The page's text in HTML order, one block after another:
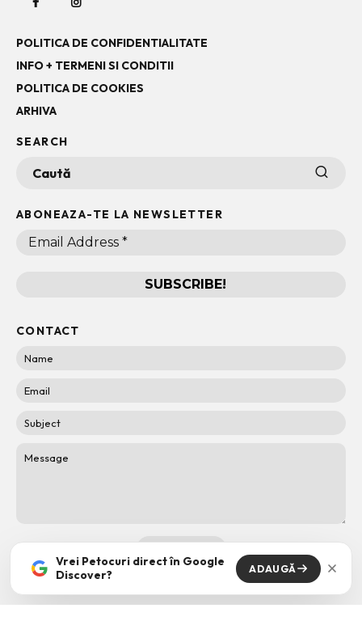
POLITICA DE CONFIDENTIALITATE
INFO + TERMENI SI CONDITII
POLITICA DE COOKIES
ARHIVA
SEARCH
ABONEAZA-TE LA NEWSLETTER
CONTACT
Vrei Petocuri direct în Google
Discover?
ADAUGĂ